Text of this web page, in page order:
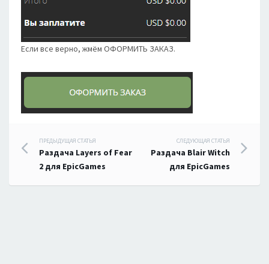
Если все верно, жмём ОФОРМИТЬ ЗАКАЗ.
Навигация
по
записям
ПРЕДЫДУЩАЯ СТАТЬЯ
Раздача Layers of Fear
2 для EpicGames
СЛЕДУЮЩАЯ СТАТЬЯ
Раздача Blair Witch
для EpicGames